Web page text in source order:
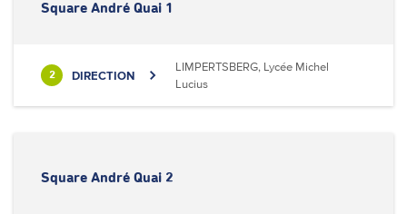
Square André Quai 1
2 DIRECTION
LIMPERTSBERG, Lycée Michel
Lucius
Square André Quai 2